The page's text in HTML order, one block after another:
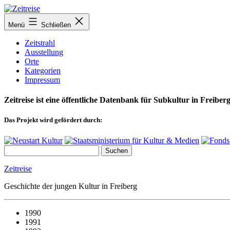
Zum
Inhalt
springen
Menü Schließen
Zeitstrahl
Ausstellung
Orte
Kategorien
Impressum
Zeitreise ist eine öffentliche Datenbank für Subkultur in
Das Projekt wird gefördert durch:
Zeitreise
Geschichte der jungen Kultur in Freiberg
1990
1991